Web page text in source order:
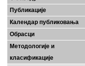
Публикације
Календар публиковања
Обрасци
Методологије и
класификације